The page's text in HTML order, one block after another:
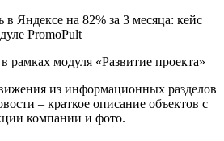
рамках модуля «Развитие проекта»
из информационных разделов
– краткое описание объектов с
компании и фото.